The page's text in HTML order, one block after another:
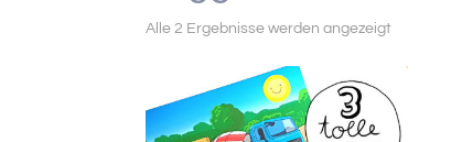
Alle 2 Ergebnisse werden angezeigtNach
Aktualität
sortiert